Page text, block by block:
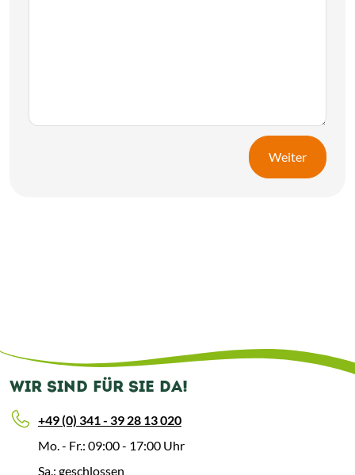
Weiter
WIR SIND FÜR SIE DA!
+49 (0) 341 - 39 28 13 020
Mo. - Fr.: 09:00 - 17:00 Uhr
Sa.: geschlossen